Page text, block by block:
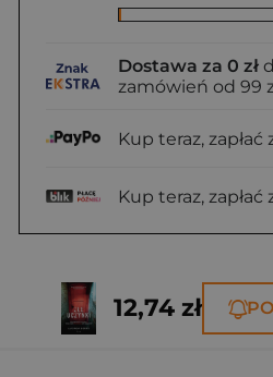
Dostawa za 0 zł
zamówień od 99
Kup teraz, zapłać
Kup teraz, zapłać
12,74 zł